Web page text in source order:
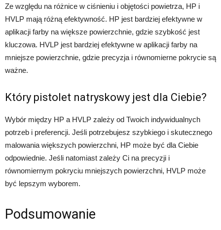
Ze względu na różnice w ciśnieniu i objętości powietrza, HP i
HVLP mają różną efektywność. HP jest bardziej efektywne w
aplikacji farby na większe powierzchnie, gdzie szybkość jest
kluczowa. HVLP jest bardziej efektywne w aplikacji farby na
mniejsze powierzchnie, gdzie precyzja i równomierne pokrycie są
ważne.
Który pistolet natryskowy jest dla Ciebie?
Wybór między HP a HVLP zależy od Twoich indywidualnych
potrzeb i preferencji. Jeśli potrzebujesz szybkiego i skutecznego
malowania większych powierzchni, HP może być dla Ciebie
odpowiednie. Jeśli natomiast zależy Ci na precyzji i
równomiernym pokryciu mniejszych powierzchni, HVLP może
być lepszym wyborem.
Podsumowanie